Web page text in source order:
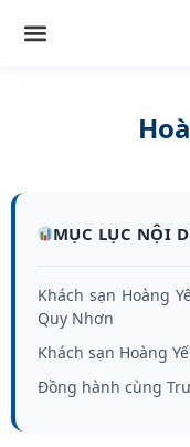
MỤC LỤC NỘI
Khách sạn Hoàng
Quy Nhơn
Khách sạn Hoàng
Đồng hành cùng